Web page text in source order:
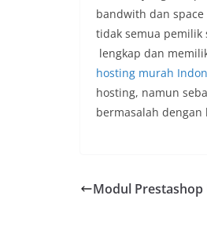
bandwith dan
tidak semua
lengkap dan
hosting murah
hosting, namun
bermasalah dengan
Modul